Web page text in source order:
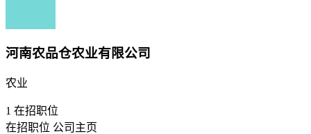
河南农品仓农业有限公司
农业
1 在招职位
在招职位 公司主页